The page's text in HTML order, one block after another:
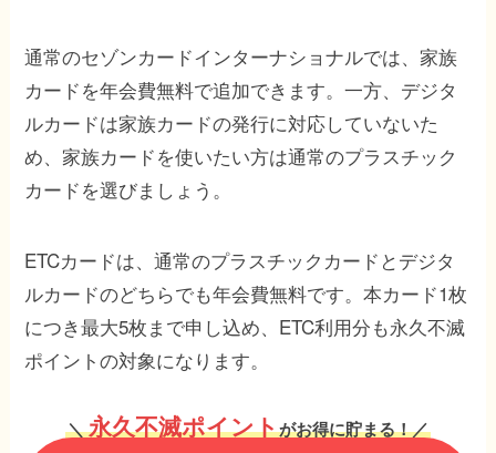
通常のセゾンカードインターナショナルでは、家族
カードを年会費無料で追加できます。一方、デジタ
ルカードは家族カードの発行に対応していないた
め、家族カードを使いたい方は通常のプラスチック
カードを選びましょう。
ETCカードは、通常のプラスチックカードとデジタ
ルカードのどちらでも年会費無料です。本カード1枚
につき最大5枚まで申し込め、ETC利用分も永久不滅
ポイントの対象になります。
＼永久不滅ポイントがお得に貯まる！／